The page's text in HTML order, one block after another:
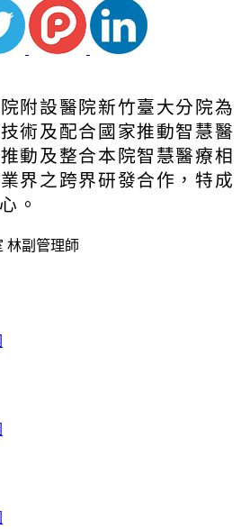
附設醫院新竹臺大分院為
術及配合國家推動智慧醫
動及整合本院智慧醫療相
界之跨界研發合作，特成
。
林副管理師